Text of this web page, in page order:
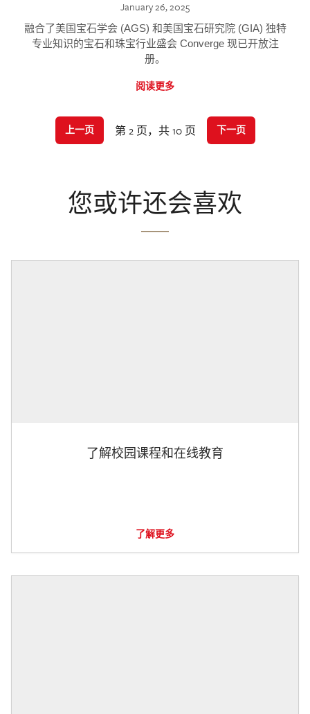
January 26, 2025
融合了美国宝石学会 (AGS) 和美国宝石研究院 (GIA) 独特
专业知识的宝石和珠宝行业盛会 Converge 现已开放注
册。
阅读更多
上一页 第 2 页，共 10 页 下一页
您或许还会喜欢
了解校园课程和在线教育
了解更多